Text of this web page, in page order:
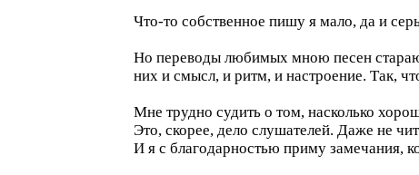
Что-то собственное пишу я мало, да и
Но переводы любимых мною песен
них и смысл, и ритм, и настроение. Так,
Мне трудно судить о том, насколько
Это, скорее, дело слушателей. Даже не
И я с благодарностью приму замечания,